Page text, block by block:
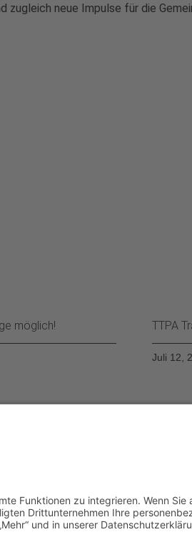
neue Impulse für die
möglich! TTPA
Juli 12,